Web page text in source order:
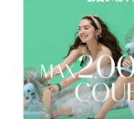
ファッション雑貨
アクセサリー・腕時
財布・ポーチ・ケー